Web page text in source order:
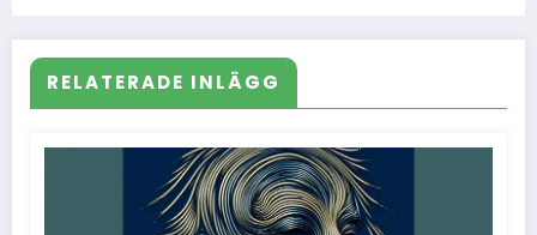
RELATERADE INLÄGG